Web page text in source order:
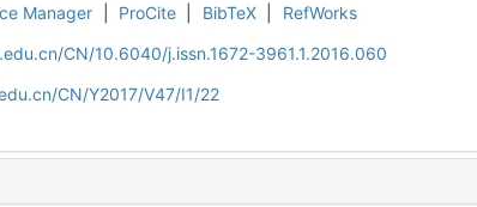
Manager ProCite BibTeX
RefWorks
CN/10.6040/j.issn.1672-3961.1.2016.060
CN/Y2017/V47/I1/22